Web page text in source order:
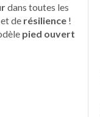
dans toutes les
de résilience!
pied ouvert